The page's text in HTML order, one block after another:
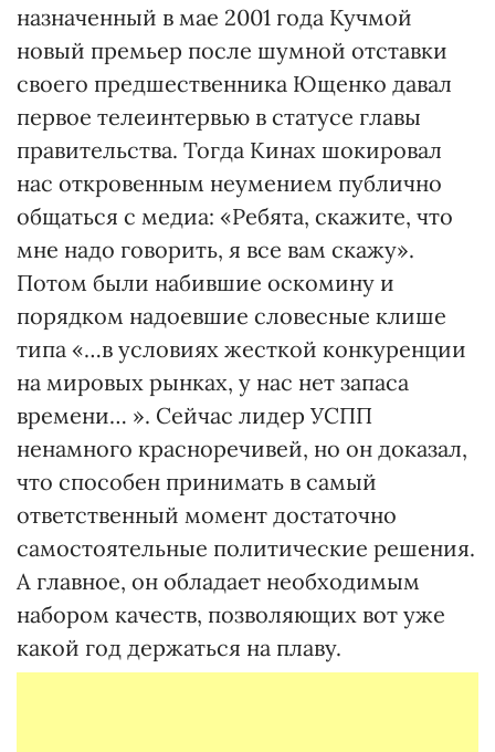
назначенный в мае 2001 года Кучмой
новый премьер после шумной отставки
своего предшественника Ющенко давал
первое телеинтервью в статусе главы
правительства. Тогда Кинах шокировал
нас откровенным неумением публично
общаться с медиа: «Ребята, скажите, что
мне надо говорить, я все вам скажу».
Потом были набившие оскомину и
порядком надоевшие словесные клише
типа «…в условиях жесткой конкуренции
на мировых рынках, у нас нет запаса
времени… ». Сейчас лидер УСПП
ненамного красноречивей, но он доказал,
что способен принимать в самый
ответственный момент достаточно
самостоятельные политические решения.
А главное, он обладает необходимым
набором качеств, позволяющих вот уже
какой год держаться на плаву.